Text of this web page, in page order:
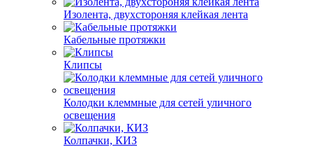
Изолента, двухстороняя клейкая лента
Кабельные протяжки
Клипсы
Колодки клеммные для сетей уличного
освещения
Колпачки, КИЗ